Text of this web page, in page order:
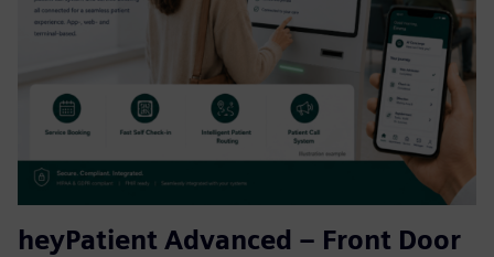
heyPatient Advanced – Front Door